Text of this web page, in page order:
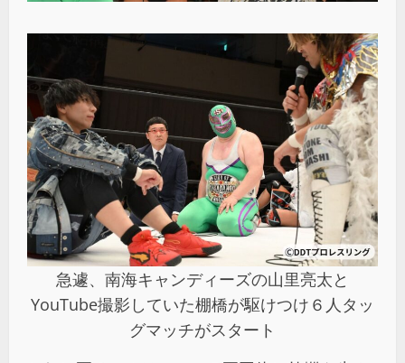
急遽、南海キャンディーズの山里亮太と
YouTube撮影していた棚橋が駆けつけ６人タッ
グマッチがスタート